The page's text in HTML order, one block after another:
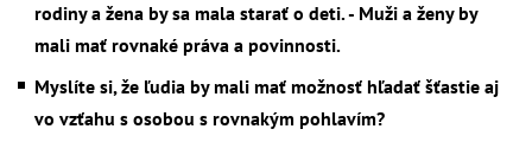
rodiny a žena by sa mala starať o deti. - Muži a ženy by
mali mať rovnaké práva a povinnosti.
Myslíte si, že ľudia by mali mať možnosť hľadať šťastie aj
vo vzťahu s osobou s rovnakým pohlavím?